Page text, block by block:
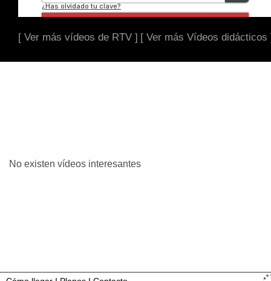
[ Ver más vídeos de RTV ] [ Ver más Vídeos didácticos
No existen vídeos interesantes